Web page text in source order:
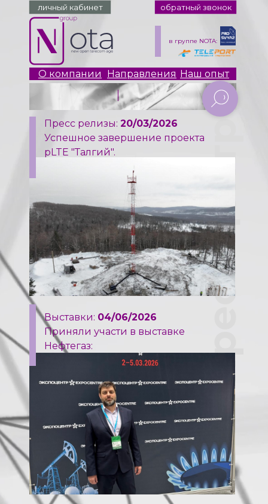
пресс-центр
О компании Наш опыт
Направления
личный кабинет обратный звонок
Выставки: 04/06/2026
Приняли участи в выставке
Нефтегаз:
в группе NOTA:
Пресс релизы: 20/03/2026
Успешное завершение проекта
pLTE "Талгий".
|